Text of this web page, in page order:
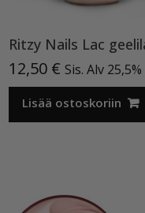
12,50 € Sis. Alv 25,5%
Lisää ostoskoriin